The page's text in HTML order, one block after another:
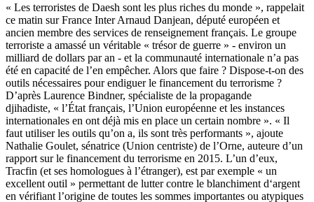
« Les terroristes de Daesh sont les plus riches du monde », rappelait
ce matin sur France Inter Arnaud Danjean, député européen et
ancien membre des services de renseignement français. Le groupe
terroriste a amassé un véritable « trésor de guerre » - environ un
milliard de dollars par an - et la communauté internationale n’a pas
été en capacité de l’en empêcher. Alors que faire ? Dispose-t-on des
outils nécessaires pour endiguer le financement du terrorisme ?
D’après Laurence Bindner, spécialiste de la propagande
djihadiste, « l’État français, l’Union européenne et les instances
internationales en ont déjà mis en place un certain nombre ». « Il
faut utiliser les outils qu’on a, ils sont très performants », ajoute
Nathalie Goulet, sénatrice (Union centriste) de l’Orne, auteure d’un
rapport sur le financement du terrorisme en 2015. L’un d’eux,
Tracfin (et ses homologues à l’étranger), est par exemple « un
excellent outil » permettant de lutter contre le blanchiment d‘argent
en vérifiant l’origine de toutes les sommes importantes ou atypiques